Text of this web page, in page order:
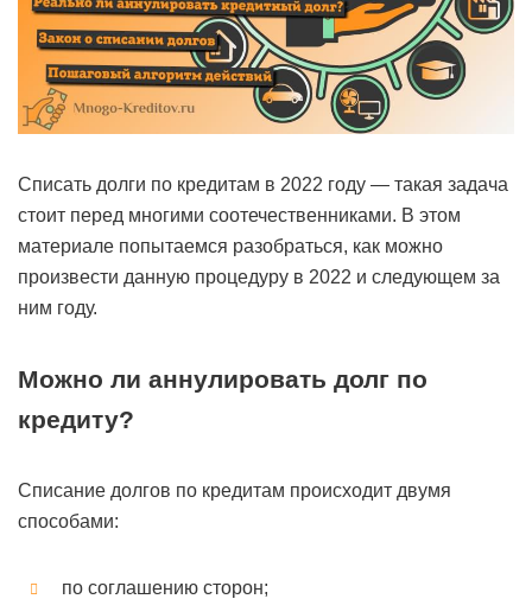
Списать долги по кредитам в 2022 году — такая задача
стоит перед многими соотечественниками. В этом
материале попытаемся разобраться, как можно
произвести данную процедуру в 2022 и следующем за
ним году.
Можно ли аннулировать долг по
кредиту?
Списание долгов по кредитам происходит двумя
способами:
по соглашению сторон;